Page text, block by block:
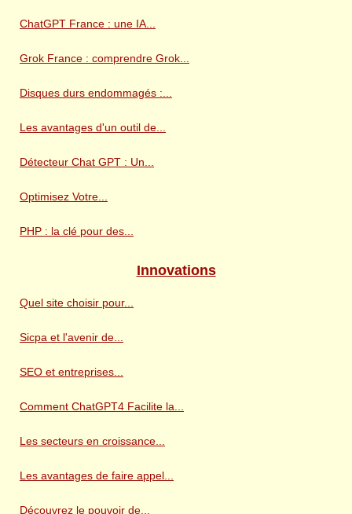
ChatGPT France : une IA...
Grok France : comprendre Grok...
Disques durs endommagés :...
Les avantages d'un outil de...
Détecteur Chat GPT : Un...
Optimisez Votre...
PHP : la clé pour des...
Innovations
Quel site choisir pour...
Sicpa et l'avenir de...
SEO et entreprises...
Comment ChatGPT4 Facilite la...
Les secteurs en croissance...
Les avantages de faire appel...
Découvrez le pouvoir de...